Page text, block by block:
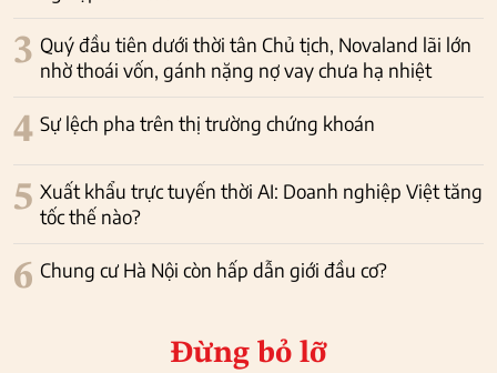
3 Quý đầu tiên dưới thời tân Chủ tịch, Novaland lãi lớn
nhờ thoái vốn, gánh nặng nợ vay chưa hạ nhiệt
4 Sự lệch pha trên thị trường chứng khoán
5 Xuất khẩu trực tuyến thời AI: Doanh nghiệp Việt tăng
tốc thế nào?
6 Chung cư Hà Nội còn hấp dẫn giới đầu cơ?
Đừng bỏ lỡ